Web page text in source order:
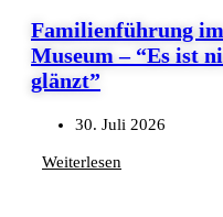
Familienführung im
Museum – “Es ist
glänzt”
30. Juli 2026
Weiterlesen